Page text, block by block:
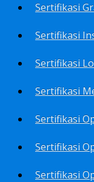
Sertifikasi
Sertifikasi
Sertifikasi
Sertifikasi